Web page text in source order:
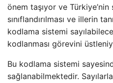
önem taşıyor ve Türkiye’nin
sınıflandırılması ve illerin
kodlama sistemi
kodlanması görevini
Bu kodlama sistemi
sağlanabilmektedir.